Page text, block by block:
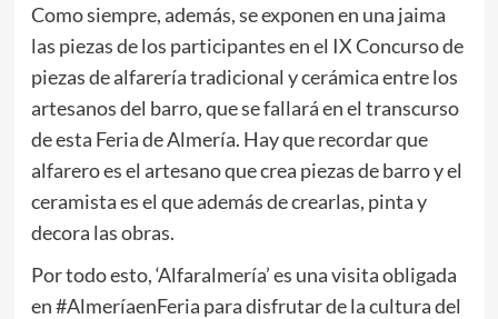
Como siempre, además, se exponen en una jaima
las piezas de los participantes en el IX Concurso de
piezas de alfarería tradicional y cerámica entre los
artesanos del barro, que se fallará en el transcurso
de esta Feria de Almería. Hay que recordar que
alfarero es el artesano que crea piezas de barro y el
ceramista es el que además de crearlas, pinta y
decora las obras.
Por todo esto, ‘Alfaralmería’ es una visita obligada
en #AlmeríaenFeria para disfrutar de la cultura del